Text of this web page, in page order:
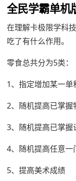
全民学霸单机
在理解卡极限学科
吃了有什么作用。
零食总共分为5类：
1、指定增加某一单
2、随机提高已掌
3、随机提高已掌握
4、随机提高任意一
5、提高美术成绩